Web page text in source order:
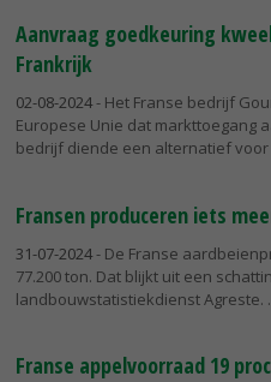
Aanvraag goedkeuring
Frankrijk
02-08-2024- Het Franse bedrijf
Europese Unie dat markttoegang
bedrijf diende een alternatief
Fransen produceren iets
31-07-2024- De Franse
77.200 ton. Dat blijkt uit een
landbouwstatistiekdienst Agreste.
Franse appelvoorraad 19